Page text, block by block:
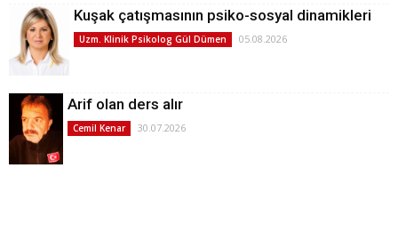
Kuşak çatışmasının psiko-sosyal dinamikleri
Uzm. Klinik Psikolog Gül Dümen 05.08.2026
Arif olan ders alır
Cemil Kenar 30.07.2026